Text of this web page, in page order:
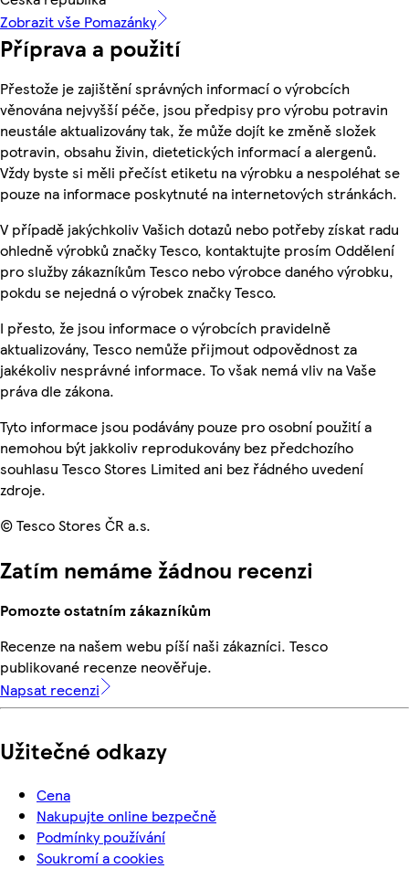
Zobrazit vše Pomazánky
Příprava a použití
Přestože je zajištění správných informací o výrobcích
věnována nejvyšší péče, jsou předpisy pro výrobu potravin
neustále aktualizovány tak, že může dojít ke změně složek
potravin, obsahu živin, dietetických informací a alergenů.
Vždy byste si měli přečíst etiketu na výrobku a nespoléhat se
pouze na informace poskytnuté na internetových stránkách.
V případě jakýchkoliv Vašich dotazů nebo potřeby získat radu
ohledně výrobků značky Tesco, kontaktujte prosím Oddělení
pro služby zákazníkům Tesco nebo výrobce daného výrobku,
pokdu se nejedná o výrobek značky Tesco.
I přesto, že jsou informace o výrobcích pravidelně
aktualizovány, Tesco nemůže přijmout odpovědnost za
jakékoliv nesprávné informace. To však nemá vliv na Vaše
práva dle zákona.
Tyto informace jsou podávány pouze pro osobní použití a
nemohou být jakkoliv reprodukovány bez předchozího
souhlasu Tesco Stores Limited ani bez řádného uvedení
zdroje.
© Tesco Stores ČR a.s.
Zatím nemáme žádnou recenzi
Pomozte ostatním zákazníkům
Recenze na našem webu píší naši zákazníci. Tesco
publikované recenze neověřuje.
Napsat recenzi
Užitečné odkazy
Cena
Nakupujte online bezpečně
Podmínky používání
Soukromí a cookies